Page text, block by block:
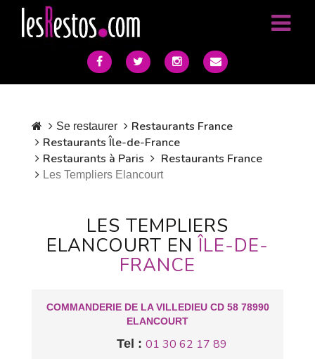
Se restaurer
Restaurants France
Restaurants Île-de-France
Restaurants à Paris
Restaurants France
Les Templiers Elancourt
LES TEMPLIERS
ELANCOURT ENÎLE-DE-
FRANCE
COMMANDERIE DE LA VILLEDIEU CD 58 78990
ELANCOURT
Tel : 01 30 62 17 89